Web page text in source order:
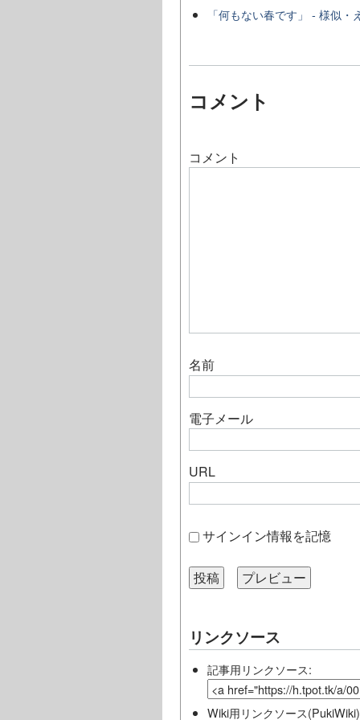
「何もない春です」 - 様似・
コメント
コメント
名前
電子メール
URL
サインイン情報を記憶
リンクソース
記事用リンクソース:
Wiki用リンクソース